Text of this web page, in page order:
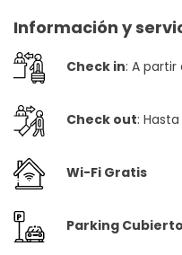
Información y
Check in: A partir
Check out:
Wi-Fi Gratis
Parking